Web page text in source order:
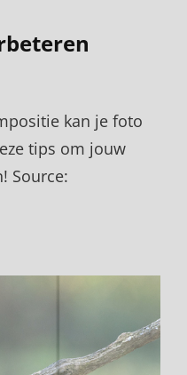
kan je foto
tips om jouw
Source: